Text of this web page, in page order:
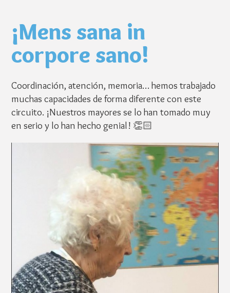
¡Mens sana in
corpore sano!
Coordinación, atención, memoria… hemos trabajado
muchas capacidades de forma diferente con este
circuito. ¡Nuestros mayores se lo han tomado muy
en serio y lo han hecho genial! 👏🏻